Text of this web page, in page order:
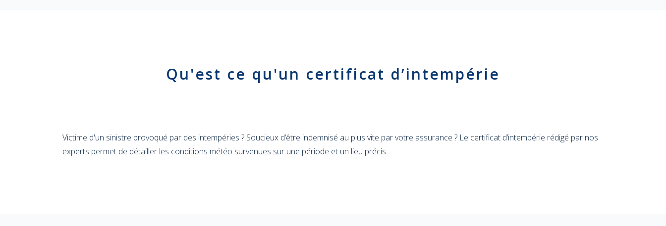
Qu'est ce qu'un certificat d’intempérie
Victime d'un sinistre provoqué par des intempéries ? Soucieux d’être indemnisé au plus vite par votre assurance ? Le certificat d’intempérie rédigé par nos
experts permet de détailler les conditions météo survenues sur une période et un lieu précis.